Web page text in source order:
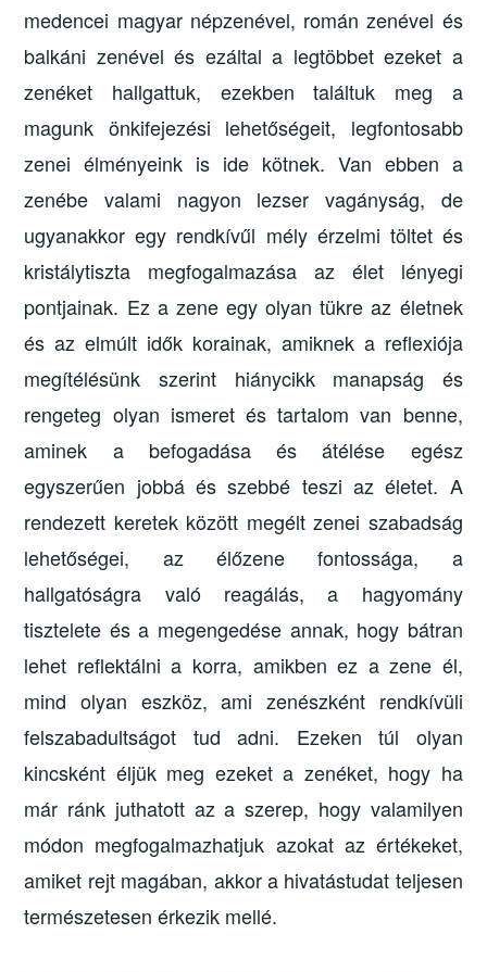
medencei magyar népzenével, román zenével és
balkáni zenével és ezáltal a legtöbbet ezeket a
zenéket hallgattuk, ezekben találtuk meg a
magunk önkifejezési lehetőségeit, legfontosabb
zenei élményeink is ide kötnek. Van ebben a
zenébe valami nagyon lezser vagányság, de
ugyanakkor egy rendkívűl mély érzelmi töltet és
kristálytiszta megfogalmazása az élet lényegi
pontjainak. Ez a zene egy olyan tükre az életnek
és az elmúlt idők korainak, amiknek a reflexiója
megítélésünk szerint hiánycikk manapság és
rengeteg olyan ismeret és tartalom van benne,
aminek a befogadása és átélése egész
egyszerűen jobbá és szebbé teszi az életet. A
rendezett keretek között megélt zenei szabadság
lehetőségei, az élőzene fontossága, a
hallgatóságra való reagálás, a hagyomány
tisztelete és a megengedése annak, hogy bátran
lehet reflektálni a korra, amikben ez a zene él,
mind olyan eszköz, ami zenészként rendkívüli
felszabadultságot tud adni. Ezeken túl olyan
kincsként éljük meg ezeket a zenéket, hogy ha
már ránk juthatott az a szerep, hogy valamilyen
módon megfogalmazhatjuk azokat az értékeket,
amiket rejt magában, akkor a hivatástudat teljesen
természetesen érkezik mellé.